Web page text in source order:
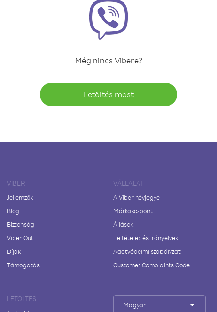
Még nincs Vibere?
Letöltés most
VIBER
Jellemzők
Blog
Biztonság
Viber Out
Díjak
Támogatás
VÁLLALAT
A Viber névjegye
Márkaközpont
Állások
Feltételek és irányelvek
Adatvédelmi szabályzat
Customer Complaints Code
LETÖLTÉS
Magyar